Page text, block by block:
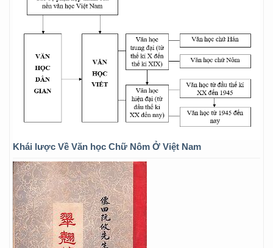
Khái lược Về Văn học Chữ Nôm Ở Việt Nam